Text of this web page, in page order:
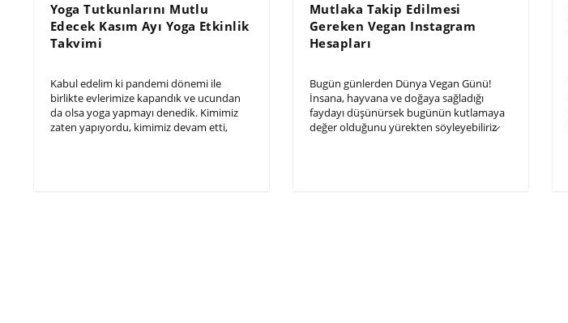
Yoga Tutkunlarını Mutlu
Edecek Kasım Ayı Yoga Etkinlik
Takvimi
Kabul edelim ki pandemi dönemi ile
birlikte evlerimize kapandık ve ucundan
da olsa yoga yapmayı denedik. Kimimiz
zaten yapıyordu, kimimiz devam etti,
Mutlaka Takip Edilmesi
Gereken Vegan Instagram
Hesapları
Bugün günlerden Dünya Vegan Günü!
İnsana, hayvana ve doğaya sağladığı
faydayı düşünürsek bugünün kutlamaya
değer olduğunu yürekten söyleyebiliriz̷